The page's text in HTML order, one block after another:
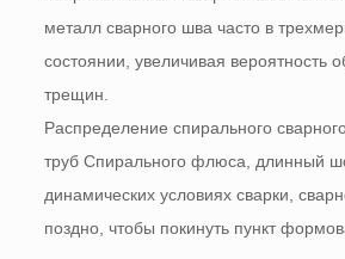
металл сварного шва часто в
состоянии, увеличивая вероятность
трещин.
Распределение спирального
труб Спирального флюса, длинный
динамических условиях сварки,
поздно, чтобы покинуть пункт